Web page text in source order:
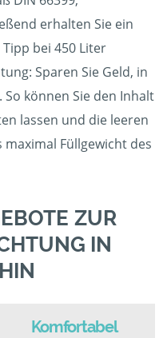
erhalten Sie ein
bei 450 Liter
Sparen Sie Geld, in
können Sie den Inhalt
lassen und die leeren
Füllgewicht des
ZUR
IN
Komfortabel